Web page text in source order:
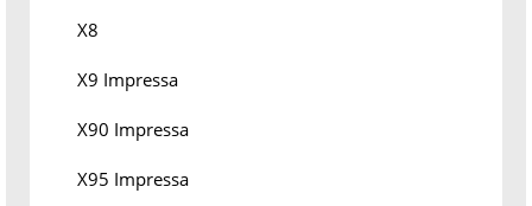
X8
X9 Impressa
X90 Impressa
X95 Impressa